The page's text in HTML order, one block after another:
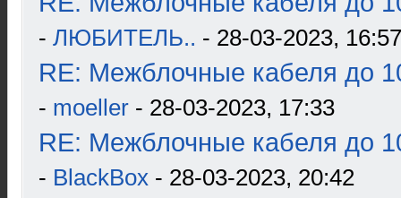
- ЛЮБИТЕЛЬ.. - 28-03-2023, 16:57
RE: Межблочные кабеля до
- moeller - 28-03-2023, 17:33
RE: Межблочные кабеля до
- BlackBox - 28-03-2023, 20:42